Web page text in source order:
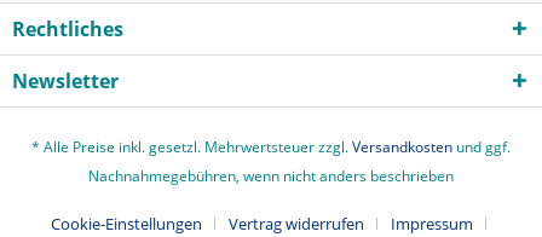
Rechtliches
Newsletter
* Alle Preise inkl. gesetzl. Mehrwertsteuer zzgl.Versandkosten und ggf.
Nachnahmegebühren, wenn nicht anders beschrieben
Cookie-Einstellungen Vertrag widerrufen
Impressum